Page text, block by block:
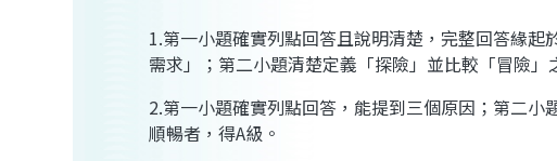
1.第一小題確實列點回答且說明清楚，完整回答緣
需求」；第二小題清楚定義「探險」並比較「冒險
2.第一小題確實列點回答，能提到三個原因；第二
順暢者，得A級。